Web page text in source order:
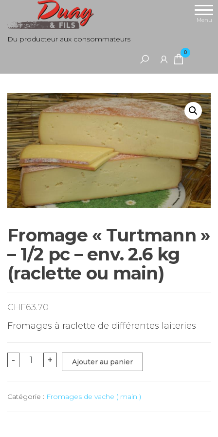
Du producteur aux consommateurs
0
Menu
Fromage « Turtmann »
– 1/2 pc – env. 2.6 kg
(raclette ou main)
CHF63.70
Fromages à raclette de différentes laiteries
-
quantité
"Turtmann"
+ Ajouter au panier
Catégorie : Fromages de vache ( main )